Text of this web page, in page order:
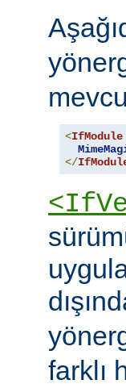
<IfModule
</
farklı